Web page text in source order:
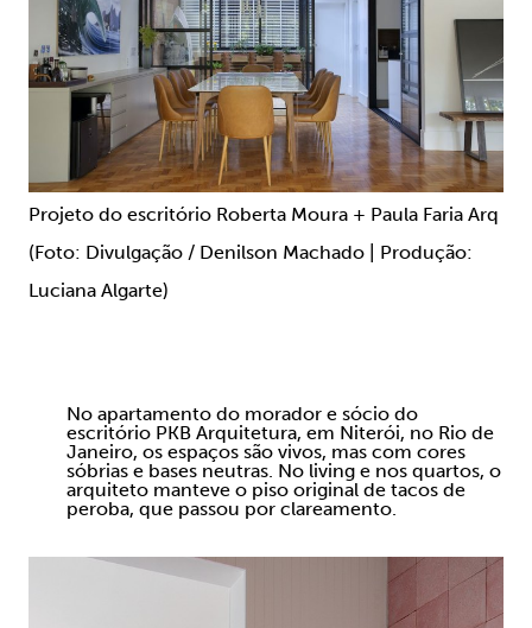
Projeto do escritório Roberta Moura + Paula Faria Arq
(Foto: Divulgação / Denilson Machado | Produção:
Luciana Algarte)
No apartamento do morador e sócio do
escritório PKB Arquitetura, em Niterói, no Rio de
Janeiro, os espaços são vivos, mas com cores
sóbrias e bases neutras. No living e nos quartos, o
arquiteto manteve o piso original de tacos de
peroba, que passou por clareamento.